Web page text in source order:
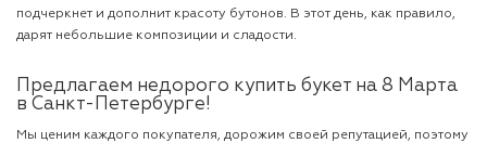
подчеркнет и дополнит красоту бутонов. В этот день, как правило,
дарят небольшие композиции и сладости.
Предлагаем недорого купить букет на 8 Марта
в Санкт-Петербурге!
Мы ценим каждого покупателя, дорожим своей репутацией, поэтому